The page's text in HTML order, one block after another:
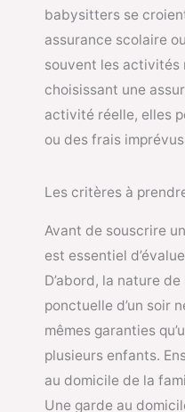
babysitters se
assurance scolaire
souvent les activités
choisissant une
activité réelle, elles
ou des frais
Les critères à
Avant de souscrire
est essentiel
D’abord, la nature
ponctuelle d’un soir
mêmes garanties
plusieurs enfants.
au domicile de la
Une garde au